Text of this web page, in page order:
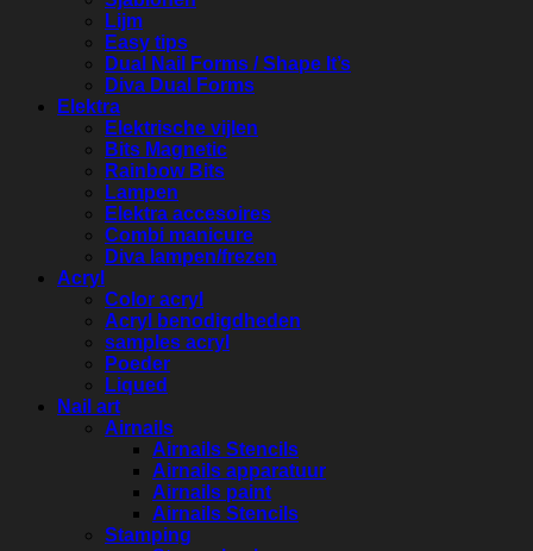
Lijm
Easy tips
Dual Nail Forms / Shape It’s
Diva Dual Forms
Elektra
Elektrische vijlen
Bits Magnetic
Rainbow Bits
Lampen
Elektra accesoires
Combi manicure
Diva lampen/frezen
Acryl
Color acryl
Acryl benodigdheden
samples acryl
Poeder
Liqued
Nail art
Airnails
Airnails Stencils
Airnails apparatuur
Airnails paint
Airnails Stencils
Stamping